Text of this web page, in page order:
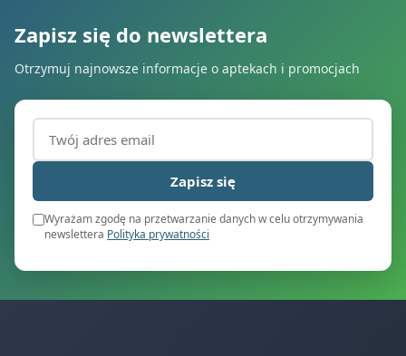
Zapisz się do newslettera
Otrzymuj najnowsze informacje o aptekach i promocjach
Adres email (wymagany)
Zapisz się
Wyrażam zgodę na przetwarzanie danych w celu otrzymywania
newslettera Polityka prywatności